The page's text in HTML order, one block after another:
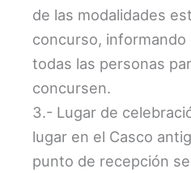
de las modalidades
concurso, informando
todas las personas
concursen.
3.- Lugar de
lugar en el Casco
punto de recepción